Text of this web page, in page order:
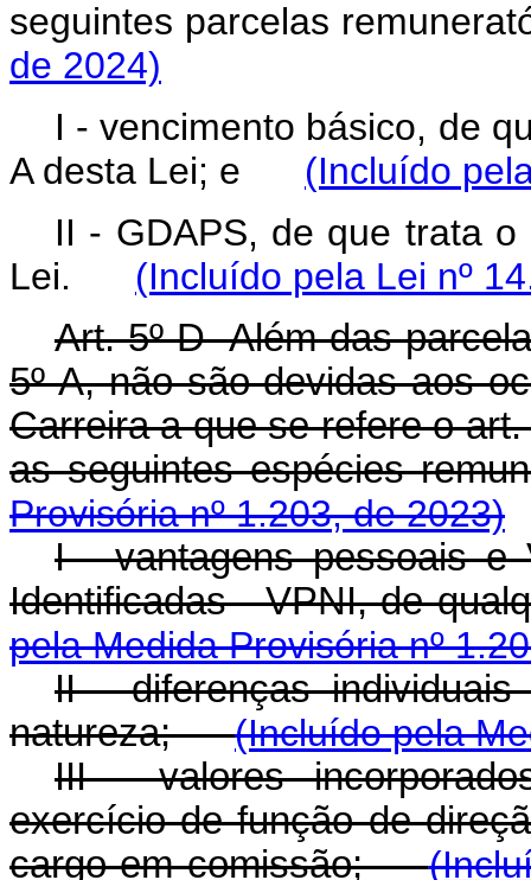
seguintes parcelas
de 2024)
I - vencimento básico, de
A desta Lei; e (Incluído
II - GDAPS, de que trata
Lei. (Incluído pela Lei nº
Art. 5º-D Além das
5º-A, não são devidas aos
Carreira a que se refere o
as seguintes espécies
Provisória nº 1.203, de 2023)
I - vantagens pessoais e
Identificadas - VPNI, de
pela Medida Provisória nº
II - diferenças
natureza;(Incluído pela
III - valores
exercício de função de
cargo em comissão;